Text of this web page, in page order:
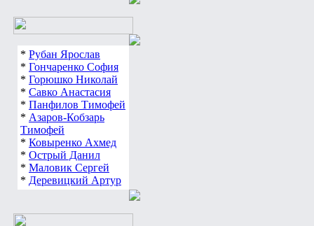
* Рубан Ярослав
* Гончаренко София
* Горюшко Николай
* Савко Анастасия
* Панфилов Тимофей
* Азаров-Кобзарь
Тимофей
* Ковыренко Ахмед
* Острый Данил
* Маловик Сергей
* Деревицкий Артур